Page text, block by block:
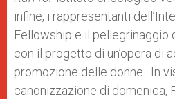
infine, i rappresentanti
Fellowship e il pellegrinaggio
con il progetto di un’opera di
promozione delle donne. In
canonizzazione di domenica,